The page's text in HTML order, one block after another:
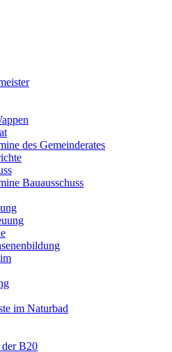
des Gemeinderates
Bauausschuss
im Naturbad
der B20